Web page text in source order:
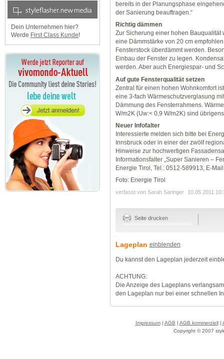
Dein Unternehmen hier?
Werde First Class Kunde!
bereits in der Planungsphase
der Sanierung beauftragen.“
Richtig dämmen
Zur Sicherung einer hohen Bauqualität
eine Dämmstärke von 20 cm
Fensterstock überdämmt werden.
Einbau der Fenster zu legen.
werden. Aber auch Energiespar- und
Auf gute Fensterqualität setzen
Zentral für einen hohen Wohnkomfort
eine 3-fach Wärmeschutzverglasung
Dämmung des Fensterrahmens.
W/m2K (Uw:< 0,9 W/m2K) sind
Neuer Infofalter
Interessierte melden sich bitte bei
Innsbruck oder in einer der zwölf
Hinweise zur hochwertigen
Informationsfalter „Super Sanieren –
Energie Tirol, Tel.: 0512-589913, E-
Foto: Energie Tirol
verfasst von Sarah Saringer 10.05.2011
Seite drucken
Lageplan einblenden
Du kannst den Lageplan jederzeit
ACHTUNG:
Die Anzeige des Lageplans
den Lageplan nur bei einer schnellen
Impressum| AGB | AGB kommerziell|
Copyright © 2007